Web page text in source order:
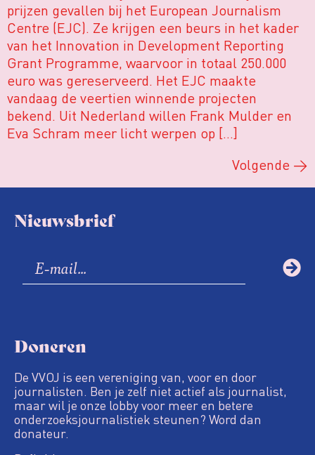
prijzen gevallen bij het European Journalism
Centre (EJC). Ze krijgen een beurs in het kader
van het Innovation in Development Reporting
Grant Programme, waarvoor in totaal 250.000
euro was gereserveerd. Het EJC maakte
vandaag de veertien winnende projecten
bekend. Uit Nederland willen Frank Mulder en
Eva Schram meer licht werpen op […]
Volgende →
Nieuwsbrief
Doneren
De VVOJ is een vereniging van, voor en door
journalisten. Ben je zelf niet actief als journalist,
maar wil je onze lobby voor meer en betere
onderzoeksjournalistiek steunen? Word dan
donateur.